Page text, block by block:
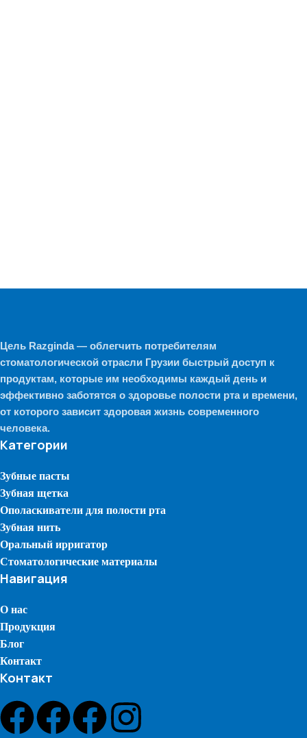
Цель Razginda — облегчить потребителям
стоматологической отрасли Грузии быстрый доступ к
продуктам, которые им необходимы каждый день и
эффективно заботятся о здоровье полости рта и времени,
от которого зависит здоровая жизнь современного
человека.
Категории
Зубные пасты
Зубная щетка
Ополаскиватели для полости рта
Зубная нить
Оральный ирригатор
Стоматологические материалы
Навигация
О нас
Продукция
Блог
Контакт
Контакт